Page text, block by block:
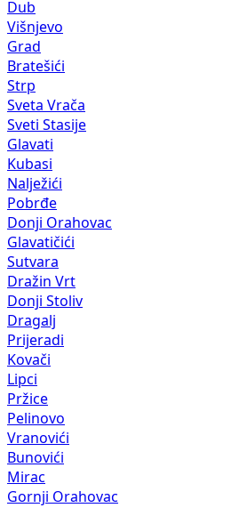
Dub
Višnjevo
Grad
Bratešići
Strp
Sveta Vrača
Sveti Stasije
Glavati
Kubasi
Nalježići
Pobrđe
Donji Orahovac
Glavatičići
Sutvara
Dražin Vrt
Donji Stoliv
Dragalj
Prijeradi
Kovači
Lipci
Pržice
Pelinovo
Vranovići
Bunovići
Mirac
Gornji Orahovac